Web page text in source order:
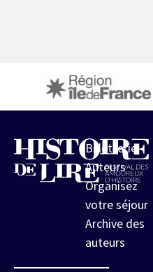
Billetterie
Auteurs
Organisez
votre séjour
Archive des
auteurs